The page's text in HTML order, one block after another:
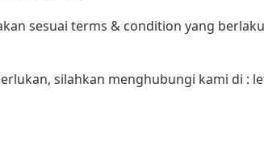
sesuai terms & condition yang
silahkan menghubungi kami di :